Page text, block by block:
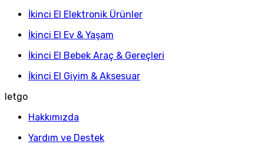
İkinci El Elektronik Ürünler
İkinci El Ev & Yaşam
İkinci El Bebek Araç & Gereçleri
İkinci El Giyim & Aksesuar
letgo
Hakkımızda
Yardım ve Destek